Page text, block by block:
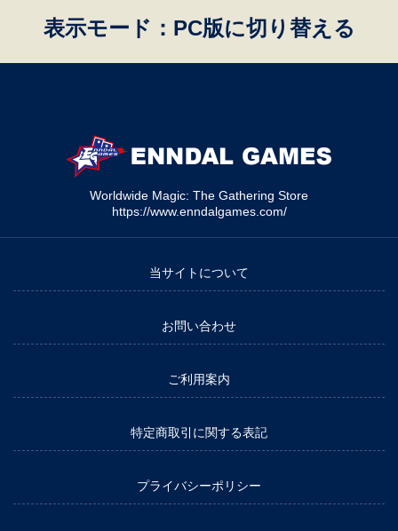
表示モード：PC版に切り替える
Worldwide Magic: The Gathering Store
https://www.enndalgames.com/
当サイトについて
お問い合わせ
ご利用案内
特定商取引に関する表記
プライバシーポリシー